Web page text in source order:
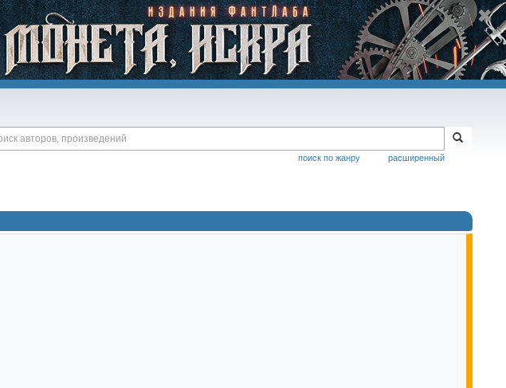
расширенный
поиск по жанру